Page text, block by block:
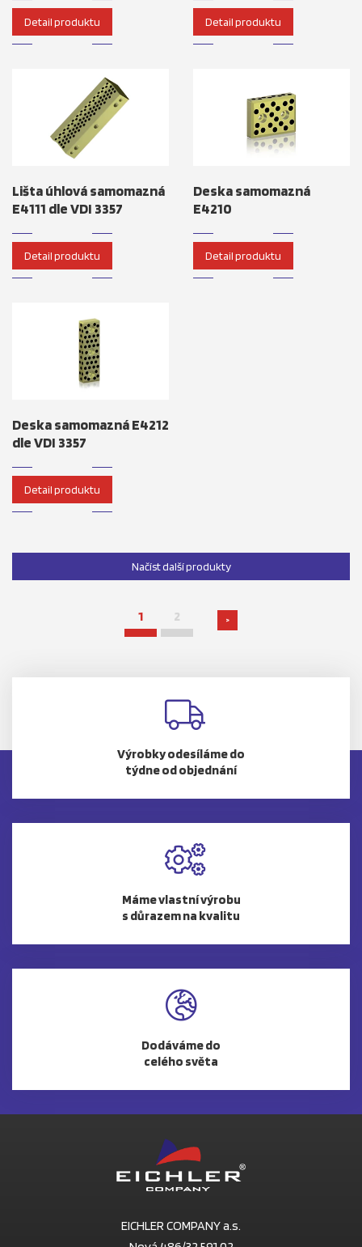
Detail produktu Detail produktu
Lišta úhlová samomazná
E4111 dle VDI 3357
Detail produktu
Deska samomazná
E4210
Detail produktu
Deska samomazná E4212
dle VDI 3357
Detail produktu
Načíst další produkty
1 2 >
Výrobky odesíláme do
týdne od objednání
Máme vlastní výrobu
s důrazem na kvalitu
Dodáváme do
celého světa
EICHLER COMPANY a.s.